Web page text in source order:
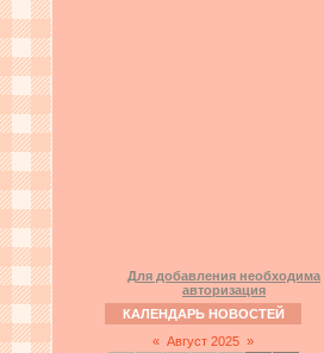
Для добавления необходима
авторизация
КАЛЕНДАРЬ НОВОСТЕЙ
« Август 2025 »